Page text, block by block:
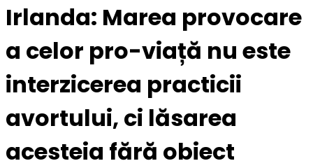
Irlanda: Marea provocare
a celor pro-viață nu este
interzicerea practicii
avortului, ci lăsarea
acesteia fără obiect